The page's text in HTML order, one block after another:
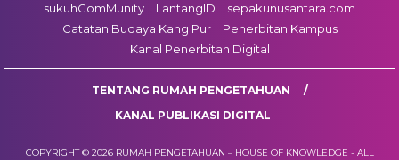
sukuhComMunity
LantangID
sepakunusantara.com
Catatan Budaya Kang Pur
Penerbitan Kampus
Kanal Penerbitan Digital
TENTANG RUMAH PENGETAHUAN
KANAL PUBLIKASI DIGITAL
COPYRIGHT © 2026 RUMAH PENGETAHUAN – HOUSE OF KNOWLEDGE - ALL